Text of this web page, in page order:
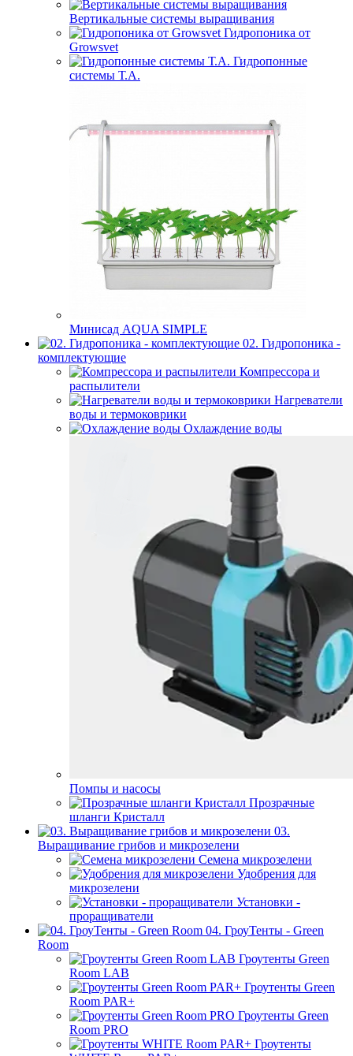
Вертикальные системы выращивания
Гидропоника от
Growsvet
Гидропонные
системы Т.A.
Минисад AQUA SIMPLE
02. Гидропоника -
комплектующие
Компрессора и
распылители
Нагреватели
воды и термоковрики
Охлаждение воды
Помпы и насосы
Прозрачные
шланги Кристалл
03.
Выращивание грибов и микрозелени
Семена микрозелени
Удобрения для
микрозелени
Установки -
проращиватели
04. ГроуТенты - Green
Room
Гроутенты Green
Room LAB
Гроутенты Green
Room PAR+
Гроутенты Green
Room PRO
Гроутенты